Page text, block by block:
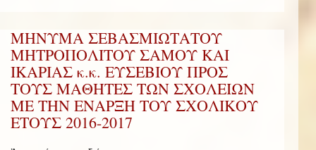
ΜΗΝΥΜΑ ΣΕΒΑΣΜΙΩΤΑΤΟΥ
ΜΗΤΡΟΠΟΛΙΤΟΥ ΣΑΜΟΥ ΚΑΙ
ΙΚΑΡΙΑΣ κ.κ. ΕΥΣΕΒΙΟΥ ΠΡΟΣ
ΤΟΥΣ ΜΑΘΗΤΕΣ ΤΩΝ ΣΧΟΛΕΙΩΝ
ΜΕ ΤΗΝ ΕΝΑΡΞΗ ΤΟΥ ΣΧΟΛΙΚΟΥ
ΕΤΟΥΣ 2016-2017